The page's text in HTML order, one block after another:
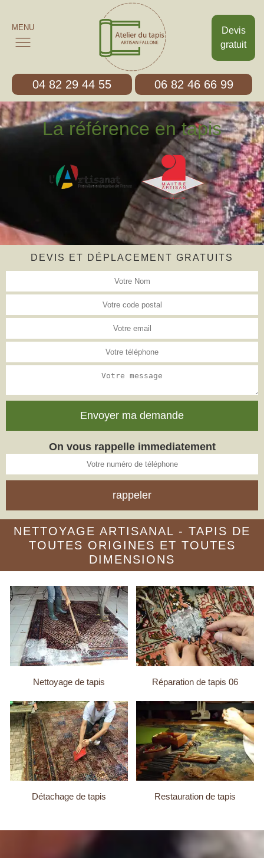
Devis
gratuit
MENU
04 82 29 44 55 06 82 46 66 99
La référence en tapis
DEVIS ET DÉPLACEMENT GRATUITS
On vous rappelle immediatement
NETTOYAGE ARTISANAL - TAPIS DE
TOUTES ORIGINES ET TOUTES
DIMENSIONS
Nettoyage de tapis Réparation de tapis 06
Détachage de tapis Restauration de tapis